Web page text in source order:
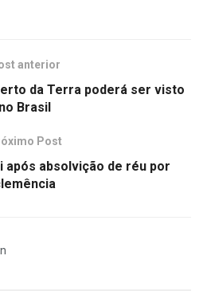
anterior
da Terra poderá ser visto
no Brasil
Post
após absolvição de réu por